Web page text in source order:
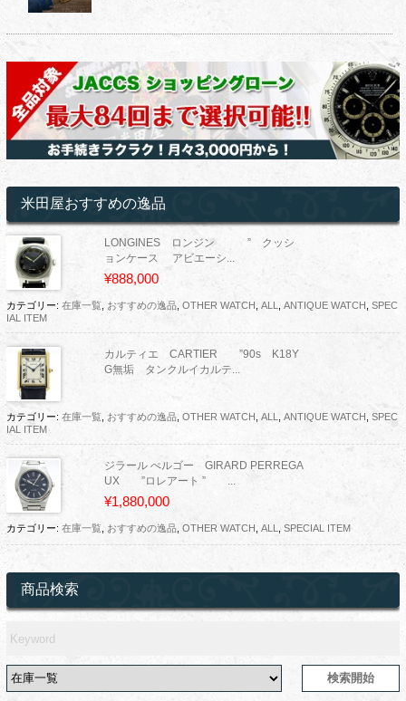
米田屋おすすめの逸品
LONGINES ロンジン ” クッシ
ョンケース アビエーシ...
¥888,000
カテゴリー: 在庫一覧, おすすめの逸品, OTHER WATCH ALL ANTIQUE WATCH
SPEC
IAL ITEM
カルティエ CARTIER ”90s K18Y
G無垢 タンクルイカルテ...
カテゴリー: 在庫一覧, おすすめの逸品 OTHER WATCH ALL ANTIQUE WATCH
SPEC
IAL ITEM
ジラール ぺルゴー GIRARD PERREGA
UX ”ロレアート ” ...
¥1,880,000
カテゴリー: 在庫一覧 おすすめの逸品, OTHER WATCH ALL SPECIAL ITEM
商品検索